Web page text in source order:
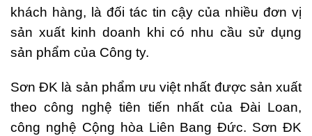
khách hàng, là đối tác tin cậy của nhiều đơn vị
sản xuất kinh doanh khi có nhu cầu sử dụng
sản phẩm của Công ty.
Sơn ĐK là sản phẩm ưu việt nhất được sản xuất
theo công nghệ tiên tiến nhất của Đài Loan,
công nghệ Cộng hòa Liên Bang Đức. Sơn ĐK